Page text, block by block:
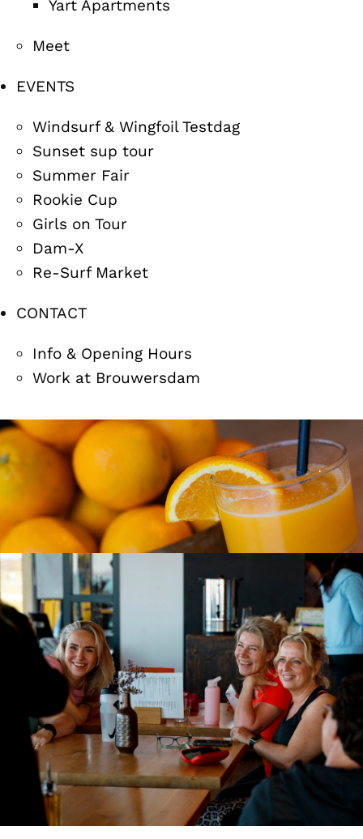
Yart Apartments
Meet
EVENTS
Windsurf & Wingfoil Testdag
Sunset sup tour
Summer Fair
Rookie Cup
Girls on Tour
Dam-X
Re-Surf Market
CONTACT
Info & Opening Hours
Work at Brouwersdam